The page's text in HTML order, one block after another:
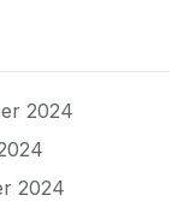
2024
2024